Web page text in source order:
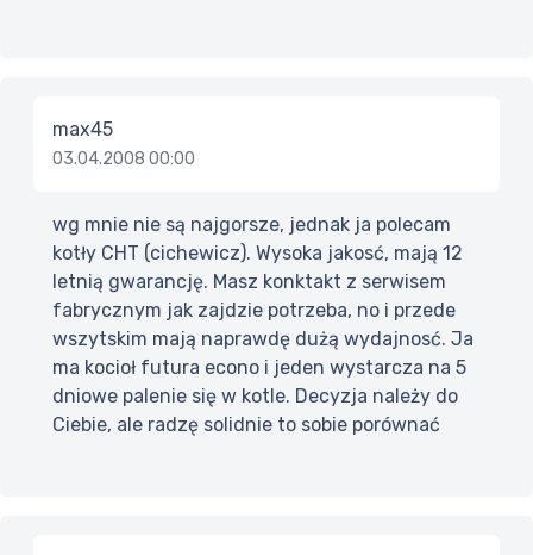
max45
03.04.2008 00:00
wg mnie nie są najgorsze, jednak ja polecam
kotły CHT (cichewicz). Wysoka jakosć, mają 12
letnią gwarancję. Masz konktakt z serwisem
fabrycznym jak zajdzie potrzeba, no i przede
wszytskim mają naprawdę dużą wydajnosć. Ja
ma kocioł futura econo i jeden wystarcza na 5
dniowe palenie się w kotle. Decyzja należy do
Ciebie, ale radzę solidnie to sobie porównać